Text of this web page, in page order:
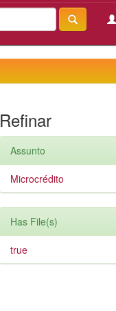
Refinar
Assunto
Microcrédito
Has File(s)
true